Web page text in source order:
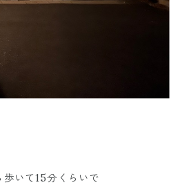
歩いて15分くらいで